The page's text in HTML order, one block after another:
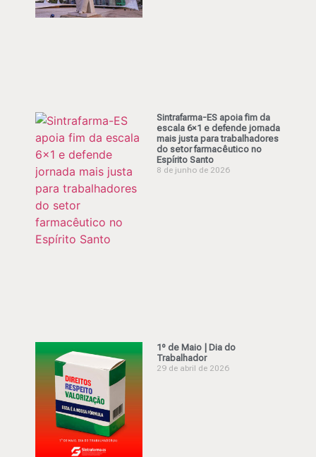
Sintrafarma-ES apoia fim da
escala 6×1 e defende jornada
mais justa para trabalhadores
do setor farmacêutico no
Espírito Santo
8 de junho de 2026
1º de Maio | Dia do
Trabalhador
29 de abril de 2026